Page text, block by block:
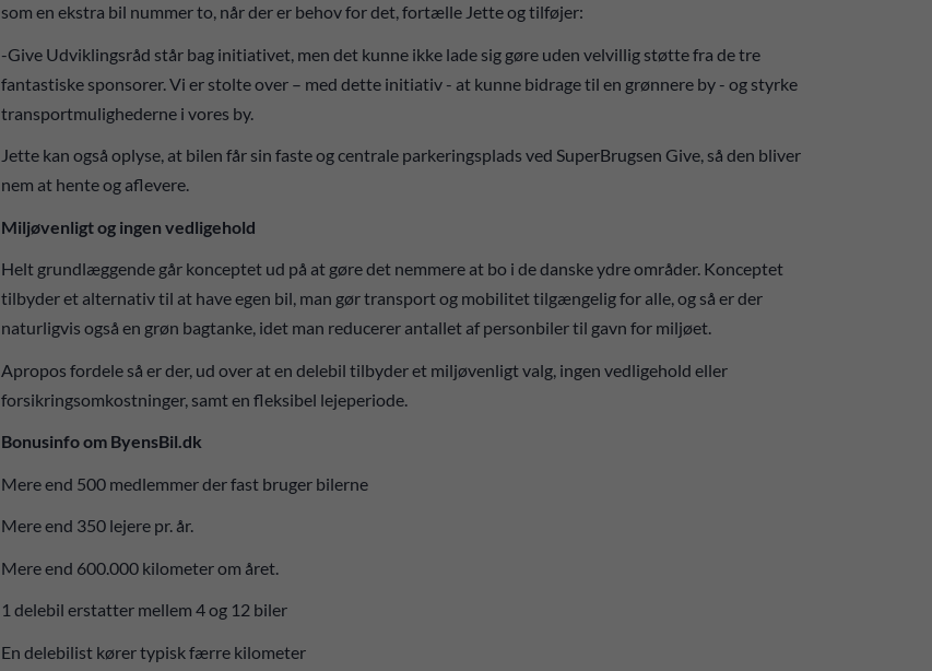
som en ekstra bil nummer to, når der er behov for det, fortælle Jette og tilføjer:
-Give Udviklingsråd står bag initiativet, men det kunne ikke lade sig gøre uden velvillig støtte fra de tre
fantastiske sponsorer. Vi er stolte over – med dette initiativ - at kunne bidrage til en grønnere by - og styrke
transportmulighederne i vores by.
Jette kan også oplyse, at bilen får sin faste og centrale parkeringsplads ved SuperBrugsen Give, så den bliver
nem at hente og aflevere.
Miljøvenligt og ingen vedligehold
Helt grundlæggende går konceptet ud på at gøre det nemmere at bo i de danske ydre områder. Konceptet
tilbyder et alternativ til at have egen bil, man gør transport og mobilitet tilgængelig for alle, og så er der
naturligvis også en grøn bagtanke, idet man reducerer antallet af personbiler til gavn for miljøet.
Apropos fordele så er der, ud over at en delebil tilbyder et miljøvenligt valg, ingen vedligehold eller
forsikringsomkostninger, samt en fleksibel lejeperiode.
Bonusinfo om ByensBil.dk
Mere end 500 medlemmer der fast bruger bilerne
Mere end 350 lejere pr. år.
Mere end 600.000 kilometer om året.
1 delebil erstatter mellem 4 og 12 biler
En delebilist kører typisk færre kilometer